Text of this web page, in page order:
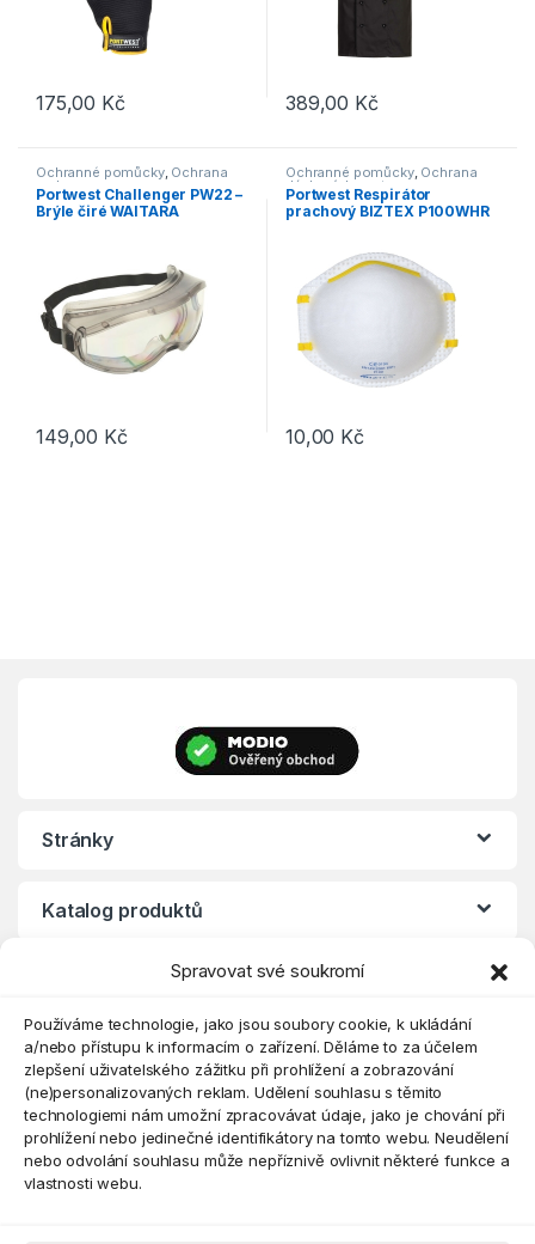
Spravovat své soukromí
Používáme technologie, jako jsou soubory cookie, k ukládání
a/nebo přístupu k informacím o zařízení. Děláme to za účelem
zlepšení uživatelského zážitku při prohlížení a zobrazování
(ne)personalizovaných reklam. Udělení souhlasu s těmito
technologiemi nám umožní zpracovávat údaje, jako je chování při
prohlížení nebo jedinečné identifikátory na tomto webu. Neudělení
nebo odvolání souhlasu může nepříznivě ovlivnit některé funkce a
vlastnosti webu.
175,00 Kč
Tento produkt má více variant. Možnosti lze vybrat na stránce
389,00 Kč
Tento produkt má více
Ochranné pomůcky, Ochrana
zraku
Portwest Challenger PW22 –
Brýle čiré WAITARA
149,00 Kč
Ochranné pomůcky, Ochrana
dýchacích cest
Portwest Respirátor
prachový BIZTEX P100WHR
10,00 Kč
Stránky
Katalog produktů